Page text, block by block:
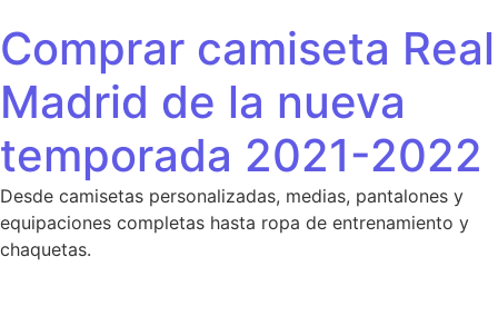
Comprar camiseta Real
Madrid de la nueva
temporada 2021-2022
Desde camisetas personalizadas, medias, pantalones y
equipaciones completas hasta ropa de entrenamiento y
chaquetas.